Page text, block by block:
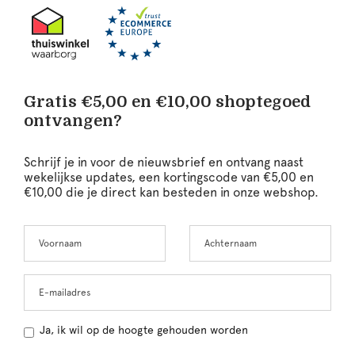
Gratis €5,00 en €10,00 shoptegoed
ontvangen?
Schrijf je in voor de nieuwsbrief en ontvang naast
wekelijkse updates, een kortingscode van €5,00 en
€10,00 die je direct kan besteden in onze webshop.
this
Ja, ik wil op de hoogte gehouden worden